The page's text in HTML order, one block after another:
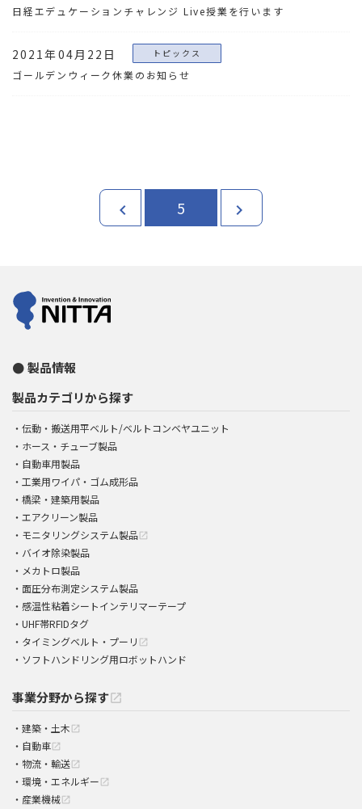
日経エデュケーションチャレンジ Live授業を行います
2021年04月22日 トピックス
ゴールデンウィーク休業のお知らせ
chevron_left 5 chevron_right
製品情報
製品カテゴリから探す
伝動・搬送用平ベルト/ベルトコンベヤユニット
ホース・チューブ製品
自動車用製品
工業用ワイパ・ゴム成形品
橋梁・建築用製品
エアクリーン製品
モニタリングシステム製品 open_in_new
バイオ除染製品
メカトロ製品
面圧分布測定システム製品
感温性粘着シートインテリマーテープ
UHF帯RFIDタグ
タイミングベルト・プーリ open_in_new
ソフトハンドリング用ロボットハンド
事業分野から探すopen_in_new
建築・土木 open_in_new
自動車 open_in_new
物流・輸送 open_in_new
環境・エネルギー open_in_new
産業機械 open_in_new